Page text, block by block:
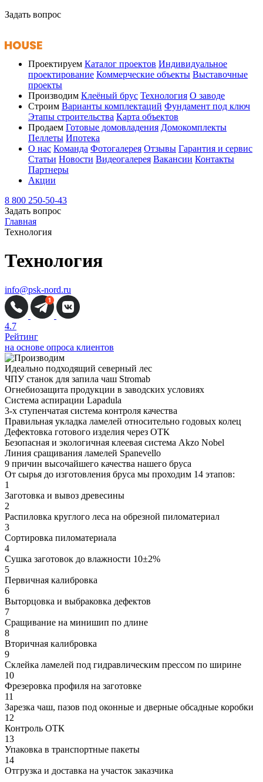
Задать вопрос
Проектируем Каталог проектов Индивидуальное
проектирование Коммерческие объекты Выставочные
проекты
Производим Клеёный брус Технология О заводе
Строим Варианты комплектаций Фундамент под ключ
Этапы строительства Карта объектов
Продаем Готовые домовладения Домокомплекты
Пеллеты Ипотека
О нас Команда Фотогалерея Отзывы Гарантия и сервис
Статьи Новости Видеогалерея Вакансии Контакты
Партнеры
Акции
8 800 250-50-43
Задать вопрос
Главная
Технология
Технология
info@psk-nord.ru
4.7
Рейтинг
на основе опроса клиентов
Идеально подходящий северный лес
ЧПУ станок для запила чаш Stromab
Огнебиозащита продукции в заводских условиях
Система аспирации Lapadula
3-х ступенчатая система контроля качества
Правильная укладка ламелей относительно годовых колец
Дефектовка готового изделия через ОТК
Безопасная и экологичная клеевая система Akzo Nobel
Линия сращивания ламелей Spanevello
9 причин высочайшего качества нашего бруса
От сырья до изготовления бруса мы проходим 14 этапов:
1
Заготовка и вывоз древесины
2
Распиловка круглого леса на обрезной пиломатериал
3
Сортировка пиломатериала
4
Сушка заготовок до влажности 10±2%
5
Первичная калибровка
6
Выторцовка и выбраковка дефектов
7
Сращивание на минишип по длине
8
Вторичная калибровка
9
Склейка ламелей под гидравлическим прессом по ширине
10
Фрезеровка профиля на заготовке
11
Зарезка чаш, пазов под оконные и дверные обсадные коробки
12
Контроль ОТК
13
Упаковка в транспортные пакеты
14
Отгрузка и доставка на участок заказчика